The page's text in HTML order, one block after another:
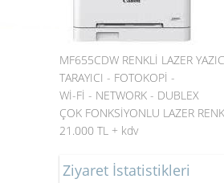
MF655CDW RENKLİ LAZER
TARAYICI - FOTOKOPİ -
Wİ-Fİ - NETWORK - DUBLEX
ÇOK FONKSİYONLU LAZER
21.000 TL + kdv
Ziyaret İstatistikleri